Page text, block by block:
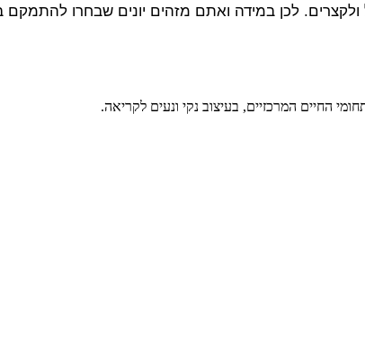
ולקצרים. לכן במידה ואתם מזהים יונים שבחרו
החיים המרכזיים, בעיצוב נקי ונעים לקריאה.